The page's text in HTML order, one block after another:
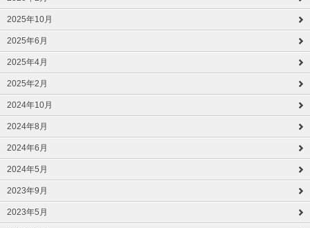
2025年10月
2025年6月
2025年4月
2025年2月
2024年10月
2024年8月
2024年6月
2024年5月
2023年9月
2023年5月